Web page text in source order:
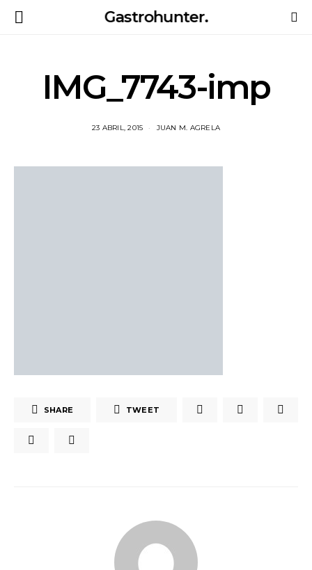
Gastrohunter.
IMG_7743-imp
23 ABRIL, 2015 JUAN M. AGRELA
SHARE TWEET